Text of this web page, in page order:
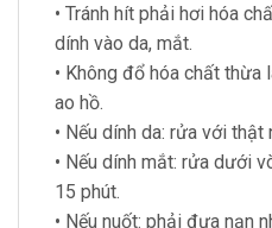
• Tránh hít phải hơi hóa
dính vào da, mắt.
• Không đổ hóa chất thừa
ao hồ.
• Nếu dính da: rửa với
• Nếu dính mắt: rửa dưới
15 phút.
• Nếu nuốt: phải đưa nạn